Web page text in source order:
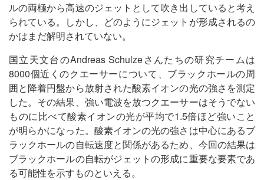
ルの両極から高速のジェットとして吹き出していると考え
られている。しかし、どのようにジェットが形成されるの
かはまだ解明されていない。
国立天文台のAndreas Schulzeさんたちの研究チームは
8000個近くのクエーサーについて、ブラックホールの周
囲と降着円盤から放射された酸素イオンの光の強さを測定
した。その結果、強い電波を放つクエーサーはそうでない
ものに比べて酸素イオンの光が平均で1.5倍ほど強いこと
が明らかになった。酸素イオンの光の強さは中心にあるブ
ラックホールの自転速度と関係があるため、今回の結果は
ブラックホールの自転がジェットの形成に重要な要素であ
る可能性を示すものといえる。